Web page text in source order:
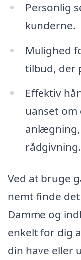
Personlig
kunderne.
Mulighed
tilbud, der
Effektiv
uanset om
anlægning,
rådgivning.
Ved at bruge
nemt finde
Damme og
enkelt for dig
din have eller